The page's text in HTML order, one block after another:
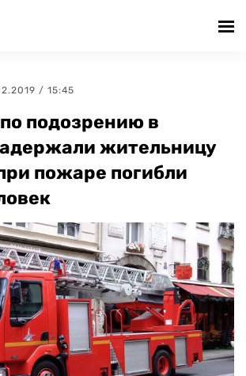
/ 15:45
подозрению в
жительницу
пожаре погибли